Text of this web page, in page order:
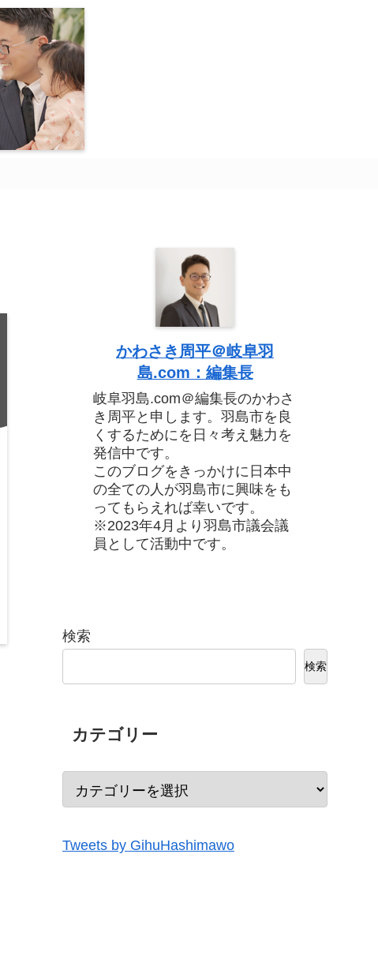
かわさき周平＠岐阜羽
島.com：編集長
岐阜羽島.com＠編集長のかわさ
き周平と申します。羽島市を良
くするためにを日々考え魅力を
発信中です。
このブログをきっかけに日本中
の全ての人が羽島市に興味をも
ってもらえれば幸いです。
※2023年4月より羽島市議会議
員として活動中です。
検索
検索
カテゴリー
Tweets by GihuHashimawo